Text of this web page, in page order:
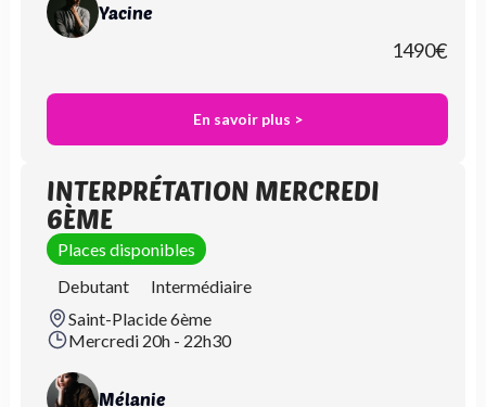
Yacine
1490€
En savoir plus >
INTERPRÉTATION MERCREDI
6ÈME
Places disponibles
Debutant
Intermédiaire
Saint-Placide 6ème
Mercredi 20h - 22h30
Mélanie